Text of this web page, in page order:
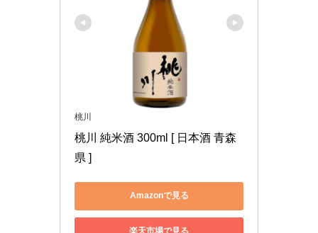
桃川
桃川 純米酒 300ml [ 日本酒 青森
県 ]
Amazonで見る